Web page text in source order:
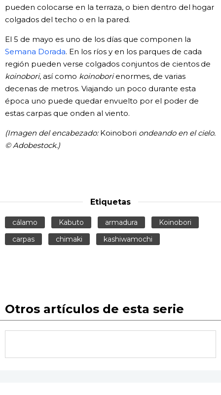
pueden colocarse en la terraza, o bien dentro del hogar
colgados del techo o en la pared.
El 5 de mayo es uno de los días que componen la
Semana Dorada. En los ríos y en los parques de cada
región pueden verse colgados conjuntos de cientos de
koinobori, así como koinoborienormes, de varias
decenas de metros. Viajando un poco durante esta
época uno puede quedar envuelto por el poder de
estas carpas que onden al viento.
(Imagen del encabezado:Koinobori ondeando en el cielo.
© Adobestock.)
Etiquetas
cálamo Kabuto armadura
Koinobori
carpas
chimaki kashiwamochi
Otros artículos de esta serie